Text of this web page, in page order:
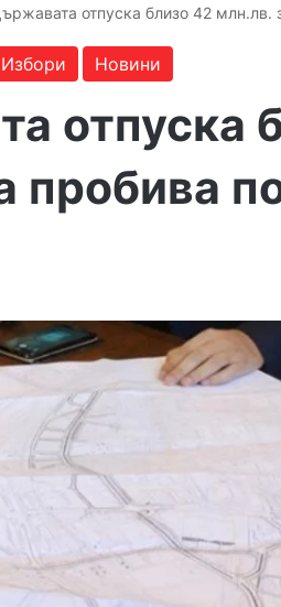
отпуска близо 42 млн.лв.
Избори Новини
отпуска
пробива